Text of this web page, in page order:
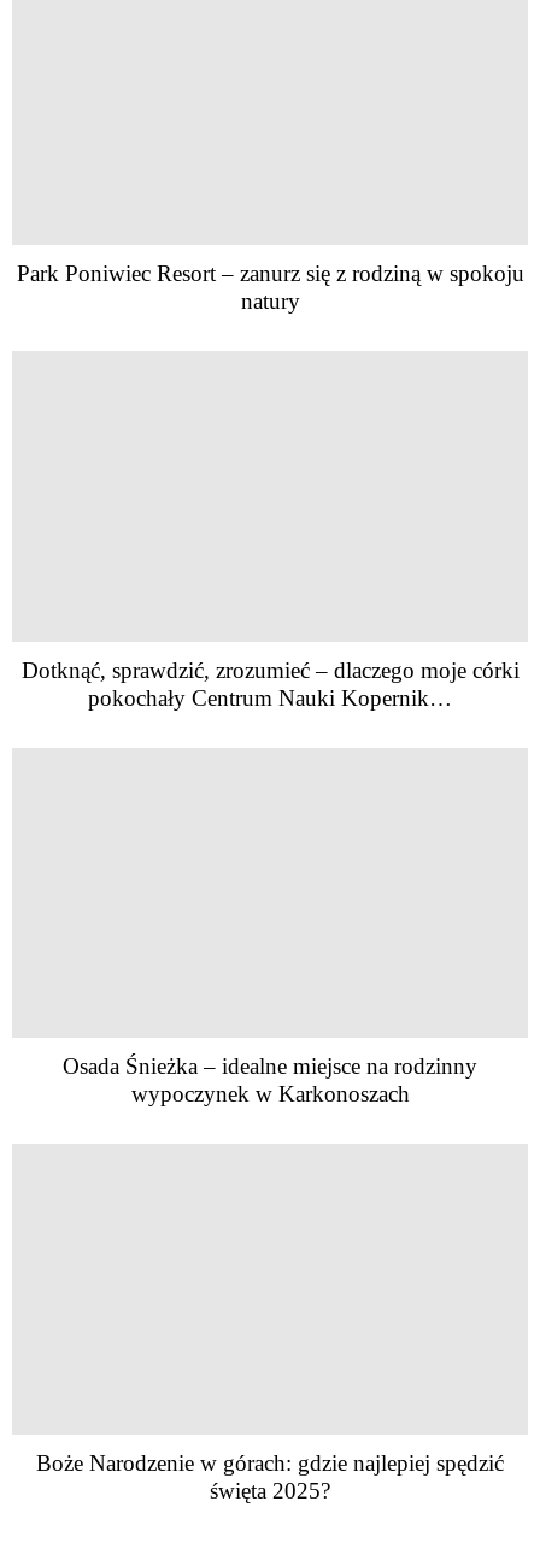
Park Poniwiec Resort – zanurz się z rodziną w spokoju
natury
Dotknąć, sprawdzić, zrozumieć – dlaczego moje córki
pokochały Centrum Nauki Kopernik…
Osada Śnieżka – idealne miejsce na rodzinny
wypoczynek w Karkonoszach
Boże Narodzenie w górach: gdzie najlepiej spędzić
święta 2025?